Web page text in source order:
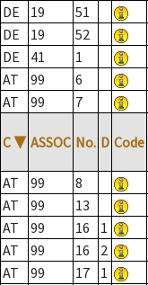
DE
19 51
DE
19 52
DE
41 1
AT
99 6
AT
99 7
C ▼ ASSOC No. D Code
AT 99 8
AT
99 13
AT
99 16 1
AT
99 16 2
AT
99 17 1